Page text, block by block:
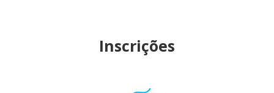
Inscrições